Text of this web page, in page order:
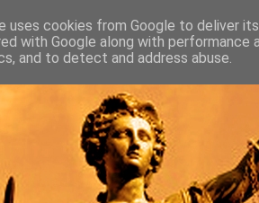
uses cookies from Google to deliver
with Google along with
and to detect and address abuse.